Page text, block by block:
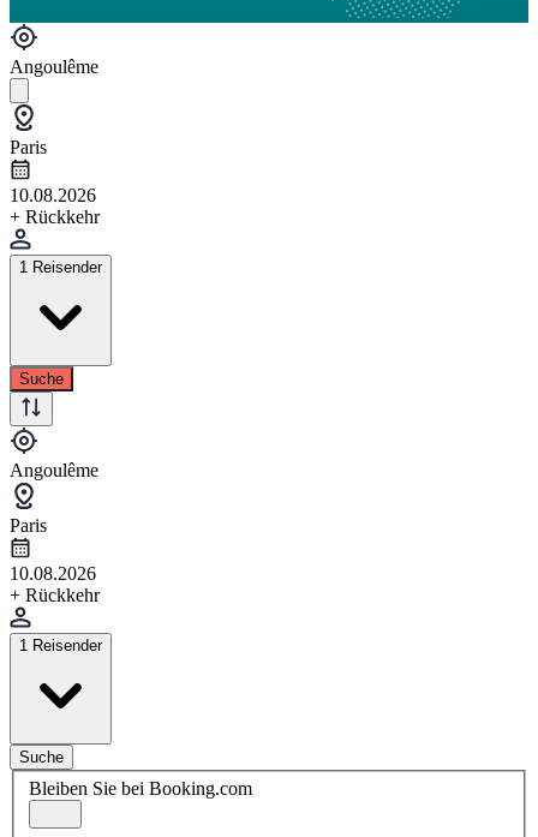
Angoulême
Paris
10.08.2026
+ Rückkehr
1 Reisender
Suche
Angoulême
Paris
10.08.2026
+ Rückkehr
1 Reisender
Suche
Bleiben Sie bei Booking.com